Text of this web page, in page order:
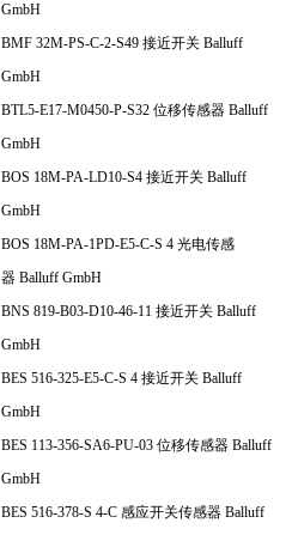
GmbH
BMF 32M-PS-C-2-S49 接近开关 Balluff
GmbH
BTL5-E17-M0450-P-S32 位移传感器 Balluff
GmbH
BOS 18M-PA-LD10-S4 接近开关 Balluff
GmbH
BOS 18M-PA-1PD-E5-C-S 4 光电传感
器 Balluff GmbH
BNS 819-B03-D10-46-11 接近开关 Balluff
GmbH
BES 516-325-E5-C-S 4 接近开关 Balluff
GmbH
BES 113-356-SA6-PU-03 位移传感器 Balluff
GmbH
BES 516-378-S 4-C 感应开关传感器 Balluff